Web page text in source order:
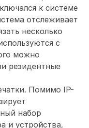
к системе
отслеживает
несколько
с
можно
Помимо IP-
набор
и устройства,